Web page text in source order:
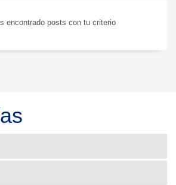
encontrado posts con tu criterio